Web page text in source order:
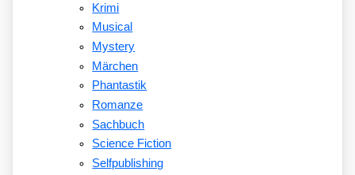
Krimi
Musical
Mystery
Märchen
Phantastik
Romanze
Sachbuch
Science Fiction
Selfpublishing